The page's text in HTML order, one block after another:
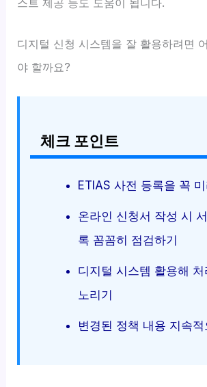
디지털 신청 시스템을 잘 활용하려면
야 할까요?
체크 포인트
ETIAS 사전 등록을 꼭
온라인 신청서 작성 시
록 꼼꼼히 점검하기
디지털 시스템 활용해
노리기
변경된 정책 내용 지속